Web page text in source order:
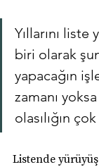
Yıllarını
biri olarak
yapacağın
zamanı
olasılığın
Listende